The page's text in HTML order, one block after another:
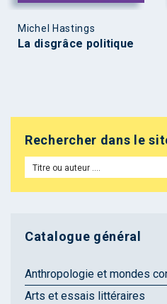
Michel Hastings
La disgrâce politique
Rechercher dans le
Catalogue général
Anthropologie et mondes
Arts et essais littéraires